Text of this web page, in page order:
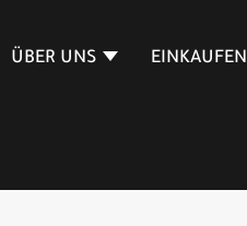
ÜBER UNS EINKAUFEN